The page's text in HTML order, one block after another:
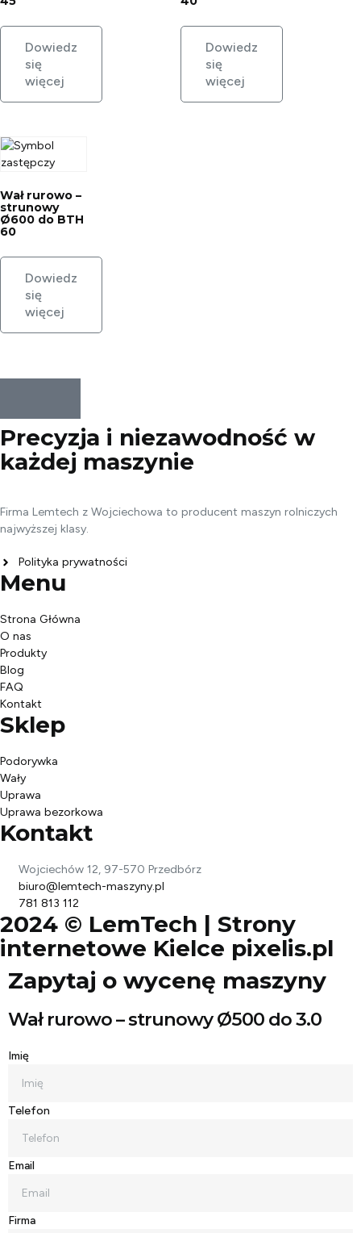
Dowiedz
się
więcej
Dowiedz
się
więcej
Wał rurowo –
strunowy
Ø600 do BTH
60
Dowiedz
się
więcej
Precyzja i niezawodność w
każdej maszynie
Firma Lemtech z Wojciechowa to producent maszyn rolniczych
najwyższej klasy.
Polityka prywatności
Menu
Strona Główna
O nas
Produkty
Blog
FAQ
Kontakt
Sklep
Podorywka
Wały
Uprawa
Uprawa bezorkowa
Kontakt
Wojciechów 12, 97-570 Przedbórz
biuro@lemtech-maszyny.pl
781 813 112
2024 © LemTech | Strony
internetowe Kielce pixelis.pl
Zapytaj o wycenę maszyny
Wał rurowo – strunowy Ø500 do 3.0
Imię
Telefon
Email
Firma